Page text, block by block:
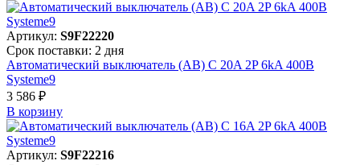
Артикул: S9F22220
Срок поставки: 2 дня
Автоматический выключатель (АВ) C 20A 2P 6kA 400В
Systeme9
3 586 ₽
В корзинy
Артикул: S9F22216